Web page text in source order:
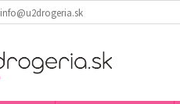
info@u2drogeria.sk